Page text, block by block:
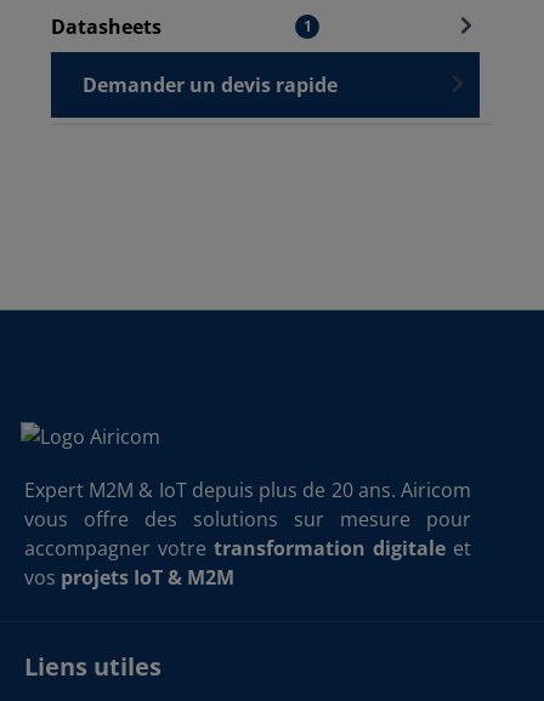
Datasheets
1
Demander un devis rapide
Expert M2M & IoT depuis plus de 20 ans. Airicom
vous offre des solutions sur mesure pour
accompagner votre transformation digitale et
vos projets IoT & M2M
Liens utiles